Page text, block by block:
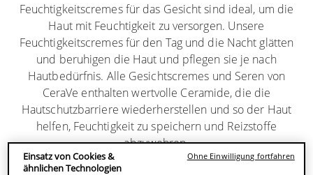
Feuchtigkeitscremes für das Gesicht sind ideal, um die
Haut mit Feuchtigkeit zu versorgen. Unsere
Feuchtigkeitscremes für den Tag und die Nacht glätten
und beruhigen die Haut und pflegen sie je nach
Hautbedürfnis. Alle Gesichtscremes und Seren von
CeraVe enthalten wertvolle Ceramide, die die
Hautschutzbarriere wiederherstellen und so der Haut
helfen, Feuchtigkeit zu speichern und Reizstoffe
abzuwehren.
Einsatz von Cookies &
ähnlichen Technologien
Ohne Einwilligung fortfahren